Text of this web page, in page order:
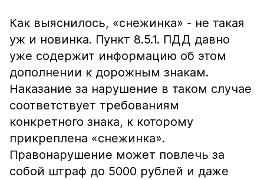
Как выяснилось, «снежинка» - не такая
уж и новинка. Пункт 8.5.1. ПДД давно
уже содержит информацию об этом
дополнении к дорожным знакам.
Наказание за нарушение в таком случае
соответствует требованиям
конкретного знака, к которому
прикреплена «снежинка».
Правонарушение может повлечь за
собой штраф до 5000 рублей и даже